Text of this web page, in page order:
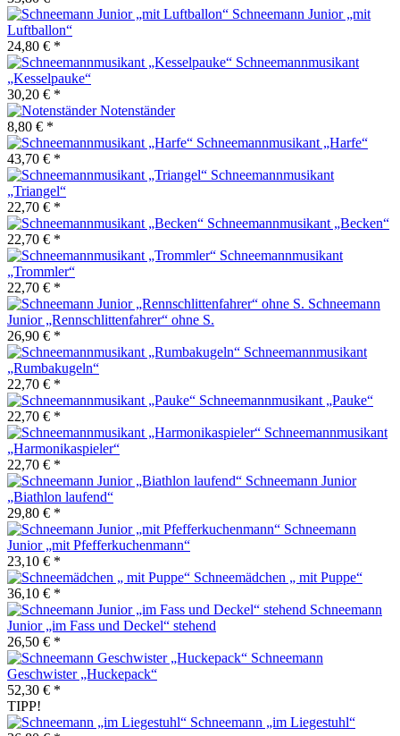
Schneemann Junior „mit
Luftballon“
24,80 € *
Schneemannmusikant
„Kesselpauke“
30,20 € *
Notenständer
8,80 € *
Schneemannmusikant „Harfe“
43,70 € *
Schneemannmusikant
„Triangel“
22,70 € *
Schneemannmusikant „Becken“
22,70 € *
Schneemannmusikant
„Trommler“
22,70 € *
Schneemann
Junior „Rennschlittenfahrer“ ohne S.
26,90 € *
Schneemannmusikant
„Rumbakugeln“
22,70 € *
Schneemannmusikant „Pauke“
22,70 € *
Schneemannmusikant
„Harmonikaspieler“
22,70 € *
Schneemann Junior
„Biathlon laufend“
29,80 € *
Schneemann
Junior „mit Pfefferkuchenmann“
23,10 € *
Schneemädchen „ mit Puppe“
36,10 € *
Schneemann
Junior „im Fass und Deckel“ stehend
26,50 € *
Schneemann
Geschwister „Huckepack“
52,30 € *
TIPP!
Schneemann „im Liegestuhl“